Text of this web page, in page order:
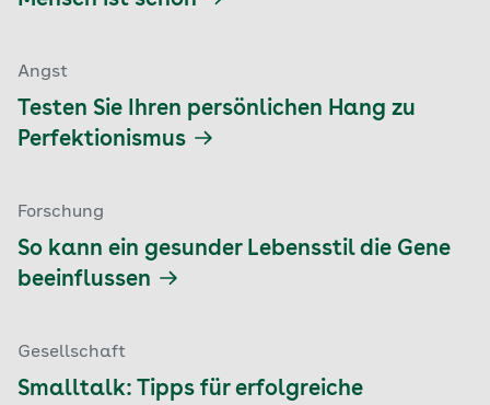
Angst
Testen Sie Ihren persönlichen Hang zu
Perfektionismus
Forschung
So kann ein gesunder Lebensstil die Gene
beeinflussen
Gesellschaft
Smalltalk: Tipps für erfolgreiche